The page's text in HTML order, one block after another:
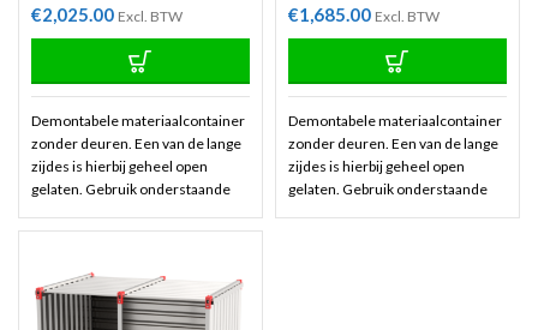
€2,025.00 Excl. BTW
Demontabele materiaalcontainer
zonder deuren. Een van de lange
zijdes is hierbij geheel open
gelaten. Gebruik onderstaande
te plaatsen. Offertes zijn geheel
€1,685.00 Excl. BTW
Demontabele materiaalcontainer
zonder deuren. Een van de lange
zijdes is hierbij geheel open
gelaten. Gebruik onderstaande